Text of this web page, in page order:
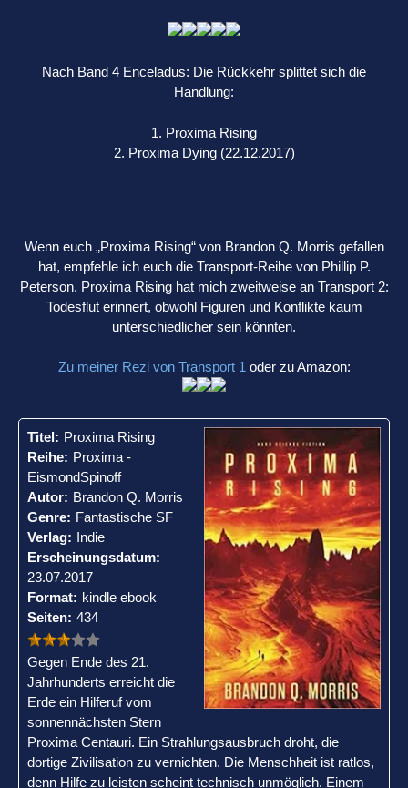
Nach Band 4 Enceladus: Die Rückkehr splittet sich die
Handlung:
1. Proxima Rising
2. Proxima Dying (22.12.2017)
Wenn euch „Proxima Rising“ von Brandon Q. Morris gefallen
hat, empfehle ich euch die Transport-Reihe von Phillip P.
Peterson. Proxima Rising hat mich zweitweise an Transport 2:
Todesflut erinnert, obwohl Figuren und Konflikte kaum
unterschiedlicher sein könnten.
Zu meiner Rezi von Transport 1 oder zu Amazon:
Titel: Proxima Rising
Reihe: Proxima -
EismondSpinoff
Autor: Brandon Q. Morris
Genre: Fantastische SF
Verlag: Indie
Erscheinungsdatum:
23.07.2017
Format: kindle ebook
Seiten: 434
Gegen Ende des 21.
Jahrhunderts erreicht die
Erde ein Hilferuf vom
sonnennächsten Stern
Proxima Centauri. Ein Strahlungsausbruch droht, die
dortige Zivilisation zu vernichten. Die Menschheit ist ratlos,
denn Hilfe zu leisten scheint technisch unmöglich. Einem